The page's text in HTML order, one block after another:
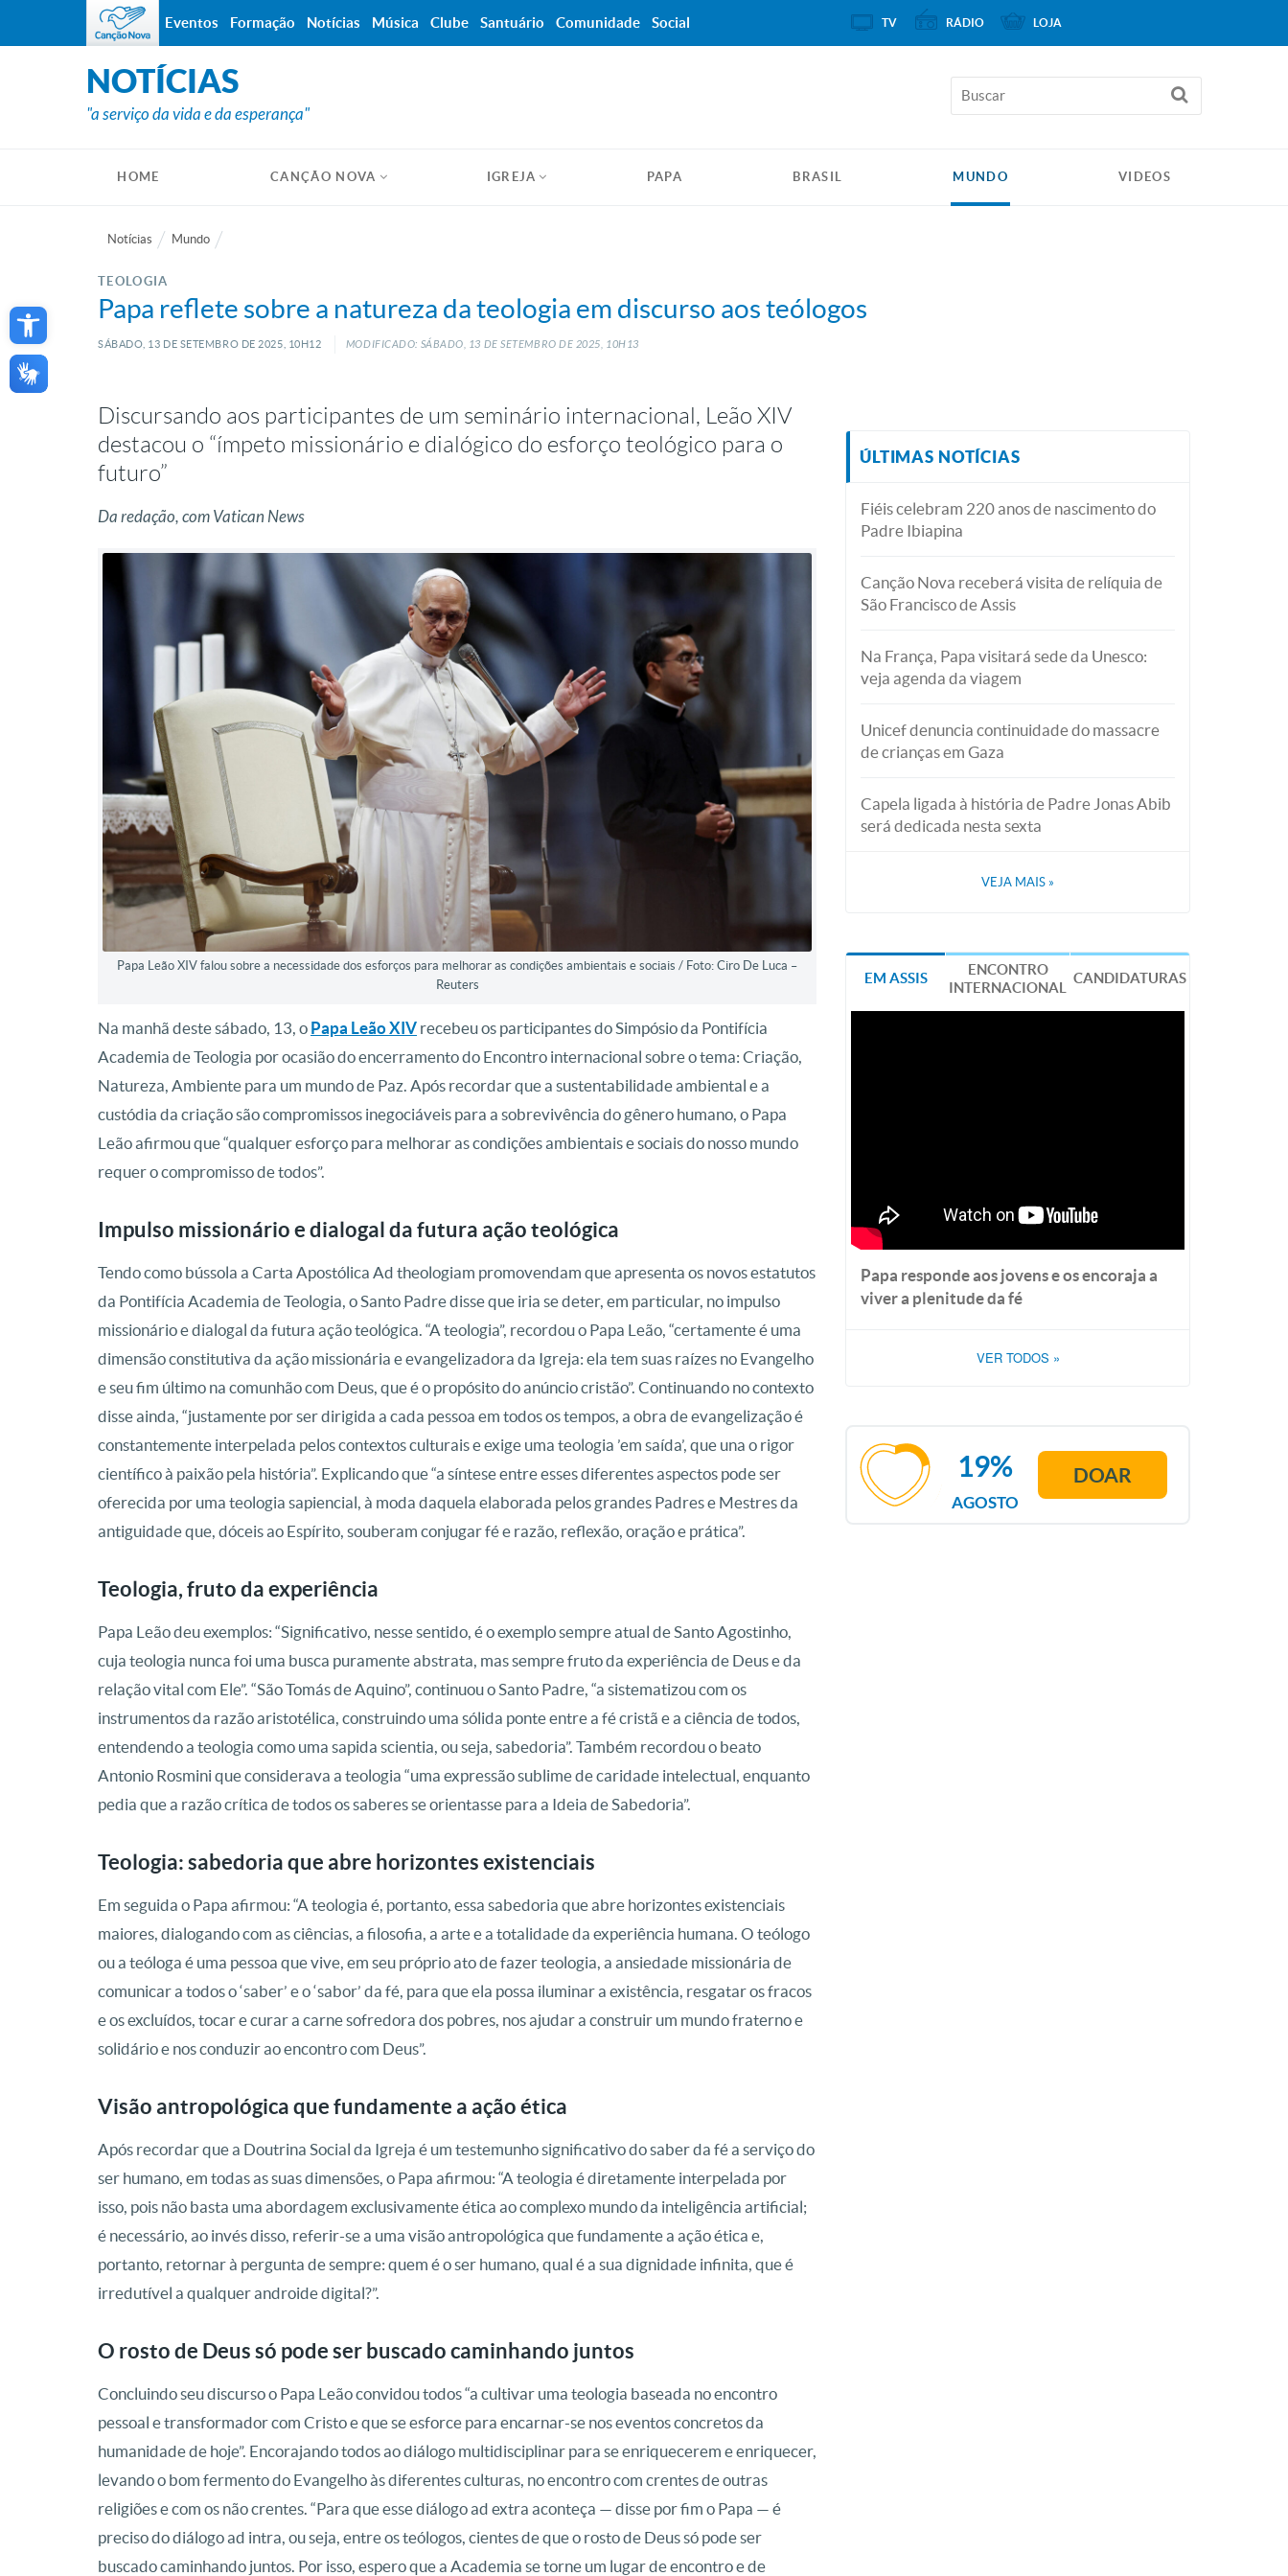
Open toolbar
NOTÍCIAS
"a serviço da vida e da esperança"
HOME CANÇÃO NOVA IGREJA PAPA BRASIL MUNDO VIDEOS
Notícias Mundo
TEOLOGIA
Papa reflete sobre a natureza da teologia em discurso aos teólogos
SÁBADO, 13 DE SETEMBRO DE 2025, 10H12 MODIFICADO: SÁBADO, 13 DESETEMBRO DE 2025, 10H13
Discursando aos participantes de um seminário internacional, Leão XIV
destacou o “ímpeto missionário e dialógico do esforço teológico para o
futuro”
Da redação, com Vatican News
Papa Leão XIV falou sobre a necessidade dos esforços para melhorar as condições ambientais e sociais / Foto: Ciro De Luca –
Reuters
Na manhã deste sábado, 13, o Papa Leão XIV recebeu os participantes do Simpósio da Pontifícia
Academia de Teologia por ocasião do encerramento do Encontro internacional sobre o tema: Criação,
Natureza, Ambiente para um mundo de Paz. Após recordar que a sustentabilidade ambiental e a
custódia da criação são compromissos inegociáveis para a sobrevivência do gênero humano, o Papa
Leão afirmou que “qualquer esforço para melhorar as condições ambientais e sociais do nosso mundo
requer o compromisso de todos”.
Impulso missionário e dialogal da futura ação teológica
Tendo como bússola a Carta Apostólica Ad theologiam promovendam que apresenta os novos estatutos
da Pontifícia Academia de Teologia, o Santo Padre disse que iria se deter, em particular, no impulso
missionário e dialogal da futura ação teológica. “A teologia”, recordou o Papa Leão, “certamente é uma
dimensão constitutiva da ação missionária e evangelizadora da Igreja: ela tem suas raízes no Evangelho
e seu fim último na comunhão com Deus, que é o propósito do anúncio cristão”. Continuando no contexto
disse ainda, “justamente por ser dirigida a cada pessoa em todos os tempos, a obra de evangelização é
constantemente interpelada pelos contextos culturais e exige uma teologia ’em saída’, que una o rigor
científico à paixão pela história”. Explicando que “a síntese entre esses diferentes aspectos pode ser
oferecida por uma teologia sapiencial, à moda daquela elaborada pelos grandes Padres e Mestres da
antiguidade que, dóceis ao Espírito, souberam conjugar fé e razão, reflexão, oração e prática”.
Teologia, fruto da experiência
Papa Leão deu exemplos: “Significativo, nesse sentido, é o exemplo sempre atual de Santo Agostinho,
cuja teologia nunca foi uma busca puramente abstrata, mas sempre fruto da experiência de Deus e da
relação vital com Ele”. “São Tomás de Aquino”, continuou o Santo Padre, “a sistematizou com os
instrumentos da razão aristotélica, construindo uma sólida ponte entre a fé cristã e a ciência de todos,
entendendo a teologia como uma sapida scientia, ou seja, sabedoria”. Também recordou o beato
Antonio Rosmini que considerava a teologia “uma expressão sublime de caridade intelectual, enquanto
pedia que a razão crítica de todos os saberes se orientasse para a Ideia de Sabedoria”.
Teologia: sabedoria que abre horizontes existenciais
Em seguida o Papa afirmou: “A teologia é, portanto, essa sabedoria que abre horizontes existenciais
maiores, dialogando com as ciências, a filosofia, a arte e a totalidade da experiência humana. O teólogo
ou a teóloga é uma pessoa que vive, em seu próprio ato de fazer teologia, a ansiedade missionária de
comunicar a todos o ‘saber’ e o ‘sabor’ da fé, para que ela possa iluminar a existência, resgatar os fracos
e os excluídos, tocar e curar a carne sofredora dos pobres, nos ajudar a construir um mundo fraterno e
solidário e nos conduzir ao encontro com Deus”.
Visão antropológica que fundamente a ação ética
Após recordar que a Doutrina Social da Igreja é um testemunho significativo do saber da fé a serviço do
ser humano, em todas as suas dimensões, o Papa afirmou: “A teologia é diretamente interpelada por
isso, pois não basta uma abordagem exclusivamente ética ao complexo mundo da inteligência artificial;
é necessário, ao invés disso, referir-se a uma visão antropológica que fundamente a ação ética e,
portanto, retornar à pergunta de sempre: quem é o ser humano, qual é a sua dignidade infinita, que é
irredutível a qualquer androide digital?”.
O rosto de Deus só pode ser buscado caminhando juntos
Concluindo seu discurso o Papa Leão convidou todos “a cultivar uma teologia baseada no encontro
pessoal e transformador com Cristo e que se esforce para encarnar-se nos eventos concretos da
humanidade de hoje”. Encorajando todos ao diálogo multidisciplinar para se enriquecerem e enriquecer,
levando o bom fermento do Evangelho às diferentes culturas, no encontro com crentes de outras
religiões e com os não crentes. “Para que esse diálogo ad extra aconteça — disse por fim o Papa — é
preciso do diálogo ad intra, ou seja, entre os teólogos, cientes de que o rosto de Deus só pode ser
buscado caminhando juntos. Por isso, espero que a Academia se torne um lugar de encontro e de
ÚLTIMAS NOTÍCIAS
Fiéis celebram 220 anos de nascimento do
Padre Ibiapina
Canção Nova receberá visita de relíquia de
São Francisco de Assis
Na França, Papa visitará sede da Unesco:
veja agenda da viagem
Unicef denuncia continuidade do massacre
de crianças em Gaza
Capela ligada à história de Padre Jonas Abib
será dedicada nesta sexta
VEJA MAIS »
EM ASSIS
ENCONTRO
INTERNACIONAL
CANDIDATURAS
Papa responde aos jovens e os encoraja a
viver a plenitude da fé
VER TODOS »
AGOSTO
19% DOAR
Eventos Formação Notícias Música Clube Santuário Comunidade Social TV RÁDIO LOJA